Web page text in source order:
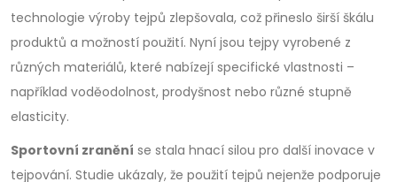
technologie výroby tejpů zlepšovala, což přineslo širší škálu
produktů a možností použití. Nyní jsou tejpy vyrobené z
různých materiálů, které nabízejí specifické vlastnosti –
například voděodolnost, prodyšnost nebo různé stupně
elasticity.
Sportovní zranění se stala hnací silou pro další inovace v
tejpování. Studie ukázaly, že použití tejpů nejenže podporuje